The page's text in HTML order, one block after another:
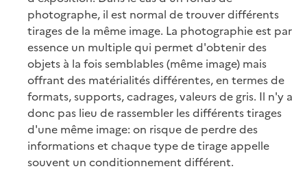
photographe, il est normal de trouver différents
tirages de la même image. La photographie est par
essence un multiple qui permet d'obtenir des
objets à la fois semblables (même image) mais
offrant des matérialités différentes, en termes de
formats, supports, cadrages, valeurs de gris. Il n'y a
donc pas lieu de rassembler les différents tirages
d'une même image: on risque de perdre des
informations et chaque type de tirage appelle
souvent un conditionnement différent.